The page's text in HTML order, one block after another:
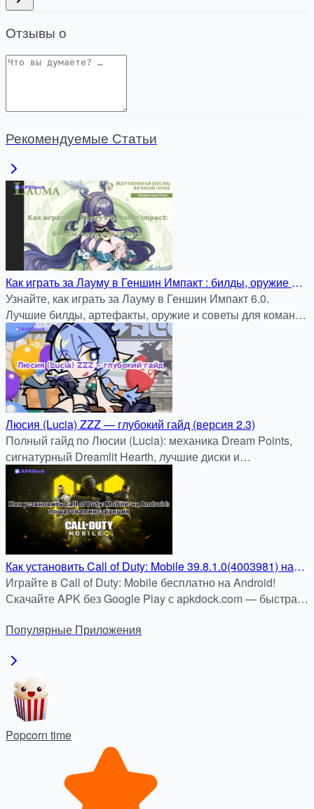
Отзывы о
Рекомендуемые Статьи
Как играть за Лауму в Геншин Импакт : билды, оружие и
советы для максимального урона
Узнайте, как играть за Лауму в Геншин Импакт 6.0.
Лучшие билды, артефакты, оружие и советы для команд
с реакциями Дендро.
Люсия (Lucia) ZZZ — глубокий гайд (версия 2.3)
Полный гайд по Люсии (Lucia): механика Dream Points,
сигнатурный Dreamlit Hearth, лучшие диски и
оптимальные команды для патча 2.3.
Как установить Call of Duty: Mobile 39.8.1.0(4003981) на
Android: пошаговая инструкция
Играйте в Call of Duty: Mobile бесплатно на Android!
Скачайте APK без Google Play с apkdock.com — быстрая
многопользовательскими боями и режимами прямо
Популярные Приложения
Popcorn time